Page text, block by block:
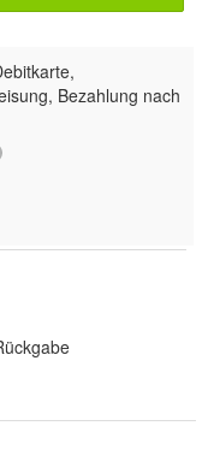
Bezahlung nach